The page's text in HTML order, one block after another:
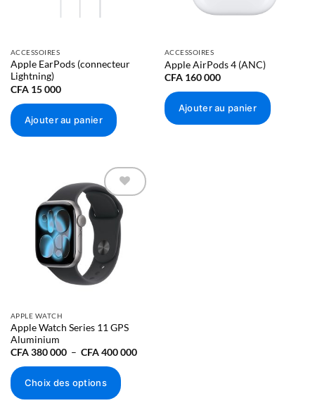
ACCESSOIRES
Apple EarPods (connecteur
Lightning)
CFA15 000
Ajouter au panier
ACCESSOIRES
Apple AirPods 4 (ANC)
CFA160 000
Ajouter au panier
Ajouter à
la liste
d’envies
APPLE WATCH
Apple Watch Series 11 GPS
Aluminium
CFA380 000 – CFA400 000Plage
Choix des options